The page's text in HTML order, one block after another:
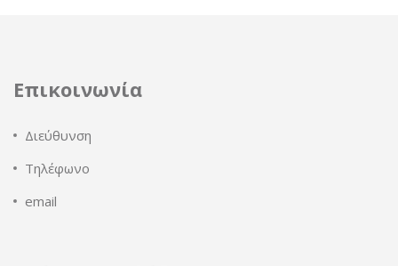
Επικοινωνία
Διεύθυνση
Τηλέφωνο
email